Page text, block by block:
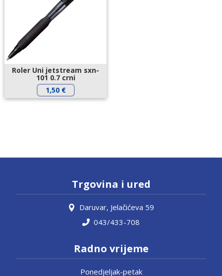
Roler Uni jetstream sxn-
101 0.7 crni
1,50 €
Trgovina i ured
Daruvar, Jelačićeva 59
043/433-708
Radno vrijeme
Ponedjeljak-petak